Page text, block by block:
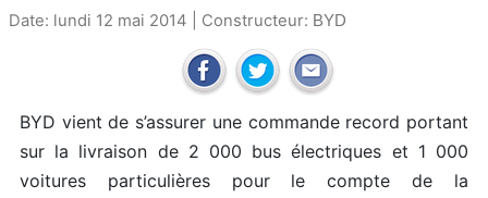
Date: lundi 12 mai 2014 | Constructeur: BYD
BYD vient de s’assurer une commande record portant
sur la livraison de 2 000 bus électriques et 1 000
voitures particulières pour le compte de la